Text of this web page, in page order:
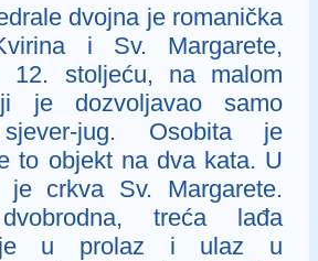
dvojna je romanička
i Sv. Margarete,
12. stoljeću, na malom
je dozvoljavao samo
jug. Osobita je
to objekt na dva kata. U
je crkva Sv. Margarete.
treća lađa
je u prolaz i ulaz u